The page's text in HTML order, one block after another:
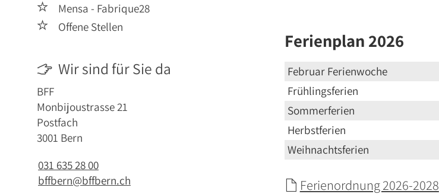
Ferienplan 2026
Februar Ferienwoche
Frühlingsferien
Sommerferien
Herbstferien
Weihnachtsferien
Ferienordnung 2026-2028
 Mensa - Fabrique28
 Offene Stellen
 Wir sind für Sie da
BFF
Monbijoustrasse 21
Postfach
3001 Bern
031 635 28 00
bffbern@bffbern.ch